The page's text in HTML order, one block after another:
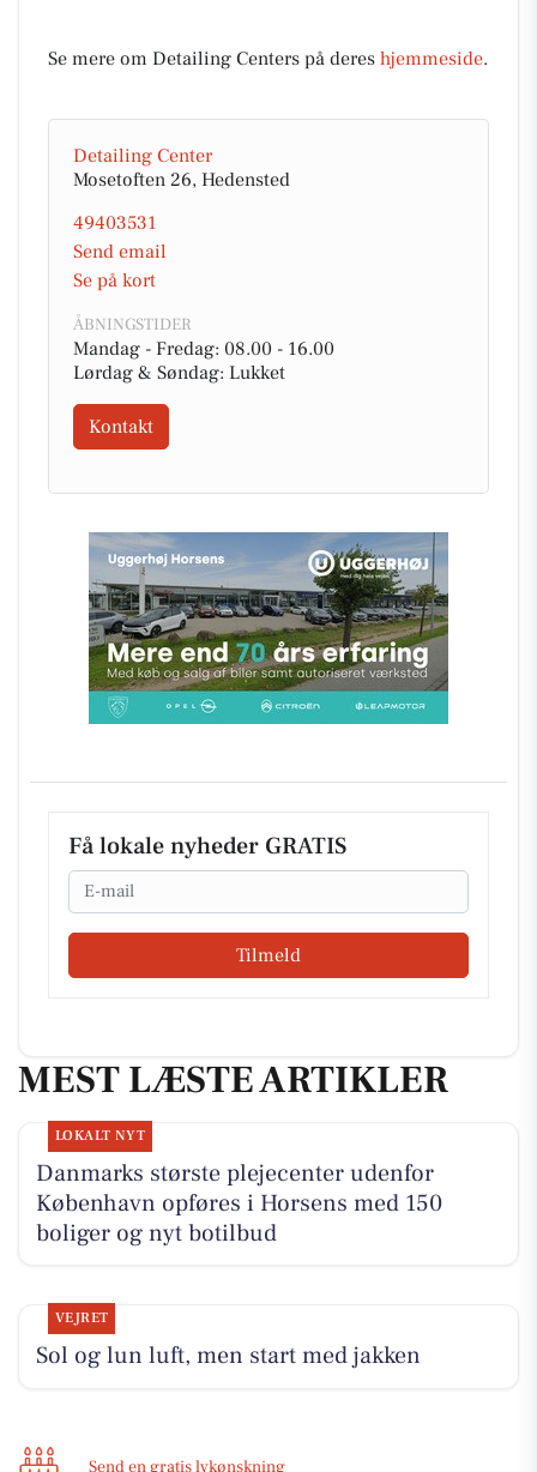
Se mere om Detailing Centers på deres hjemmeside.
Detailing Center
Mosetoften 26, Hedensted
49403531
Send email
Se på kort
ÅBNINGSTIDER
Mandag - Fredag: 08.00 - 16.00
Lørdag & Søndag: Lukket
Kontakt
Få lokale nyheder GRATIS
Email
Tilmeld
MEST LÆSTE ARTIKLER
LOKALT NYT
Danmarks største plejecenter udenfor
København opføres i Horsens med 150
boliger og nyt botilbud
VEJRET
Sol og lun luft, men start med jakken
Send en gratis lykønskning